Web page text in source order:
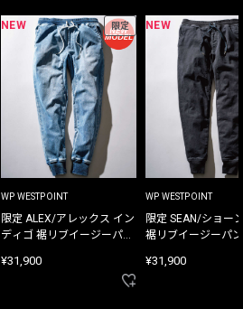
NEW 限定
WP WESTPOINT
限定 ALEX/アレックス イン
ディゴ 裾リブイージーパン
¥31,900
NEW
WP WESTPOINT
限定 SEAN/ショー
裾リブイージーパ
¥31,900